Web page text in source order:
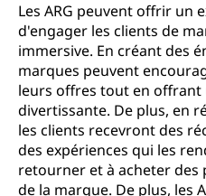
Les ARG peuvent offrir un
d'engager les clients de
immersive. En créant des
marques peuvent
leurs offres tout en offrant
divertissante. De plus, en
les clients recevront des
des expériences qui les
retourner et à acheter des
de la marque. De plus, les